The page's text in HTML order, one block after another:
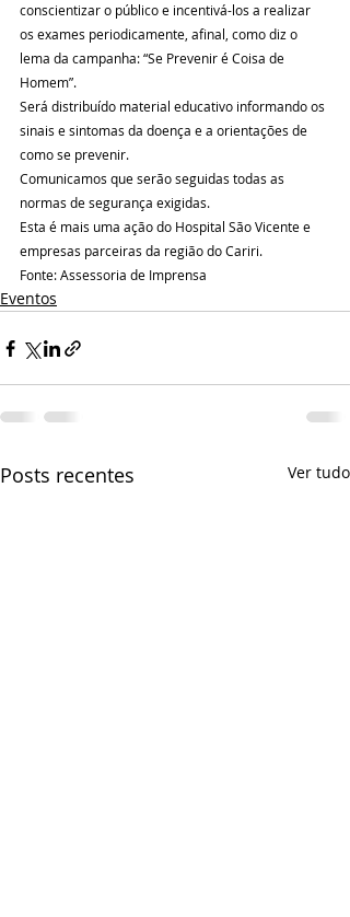
conscientizar o público e incentivá-los a realizar
os exames periodicamente, afinal, como diz o
lema da campanha: “Se Prevenir é Coisa de
Homem”.
Será distribuído material educativo informando os
sinais e sintomas da doença e a orientações de
como se prevenir.
Comunicamos que serão seguidas todas as
normas de segurança exigidas.
Esta é mais uma ação do Hospital São Vicente e
empresas parceiras da região do Cariri.
Fonte: Assessoria de Imprensa
Eventos
Posts recentes Ver tudo